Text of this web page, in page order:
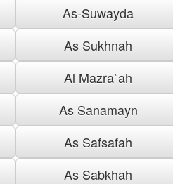
As-Suwayda
As Sukhnah
Al Mazra`ah
As Sanamayn
As Safsafah
As Sabkhah